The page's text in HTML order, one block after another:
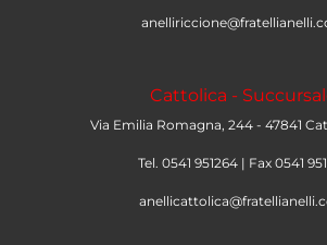
Cattolica -
Via Emilia Romagna, 244 - 47841
Tel. 0541 951264 | Fax 0541